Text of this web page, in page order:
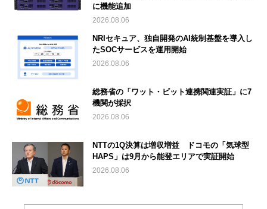
に機能追加
2026.08.06
NRIセキュア、独自開発のAI統制基盤を導入し
たSOCサービスを運用開始
2026.08.06
総務省の「ワット・ビット連携関連実証」に7
機関が採択
2026.08.06
NTTの1Q決算は増収増益 ドコモの「気球型
HAPS」は9月から能登エリアで実証開始
2026.08.06